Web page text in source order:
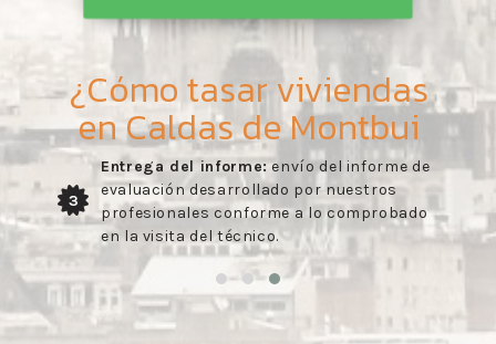
¿Cómo tasar viviendas
en Caldas de Montbui
3
Entrega del informe:envío del informe de
evaluación desarrollado por nuestros
profesionales conforme a lo comprobado
en la visita del técnico.